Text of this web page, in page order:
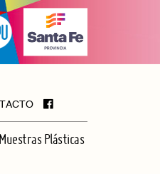
Muestras Plásticas